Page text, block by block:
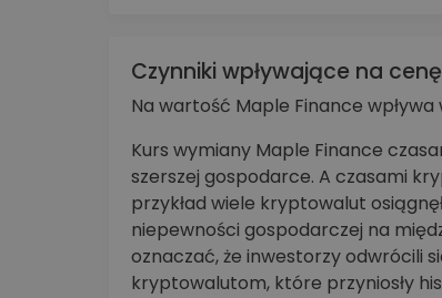
Czynniki wpływające na
Na wartość Maple Finance wpływa
Kurs wymiany Maple Finance
szerszej gospodarce. A czasami
przykład wiele kryptowalut
niepewności gospodarczej na
oznaczać, że inwestorzy odwrócili
kryptowalutom, które przyniosły